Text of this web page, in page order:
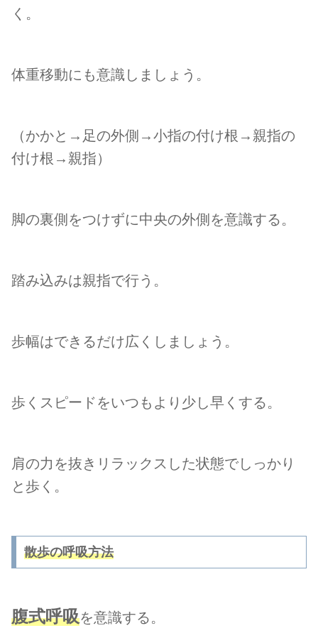
く。
体重移動にも意識しましょう。
（かかと→足の外側→小指の付け根→親指の
付け根→親指）
脚の裏側をつけずに中央の外側を意識する。
踏み込みは親指で行う。
歩幅はできるだけ広くしましょう。
歩くスピードをいつもより少し早くする。
肩の力を抜きリラックスした状態でしっかり
と歩く。
散歩の呼吸方法
腹式呼吸を意識する。